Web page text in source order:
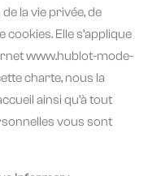
la vie privée, de
Elle s’applique
www.hublot-mode-
charte, nous la
ainsi qu’à tout
vous sont